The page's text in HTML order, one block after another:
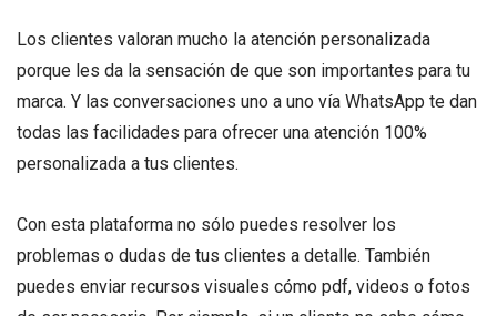
Los clientes valoran mucho la atención personalizada
porque les da la sensación de que son importantes para tu
marca. Y las conversaciones uno a uno vía WhatsApp te dan
todas las facilidades para ofrecer una atención 100%
personalizada a tus clientes.
Con esta plataforma no sólo puedes resolver los
problemas o dudas de tus clientes a detalle. También
puedes enviar recursos visuales cómo pdf, videos o fotos